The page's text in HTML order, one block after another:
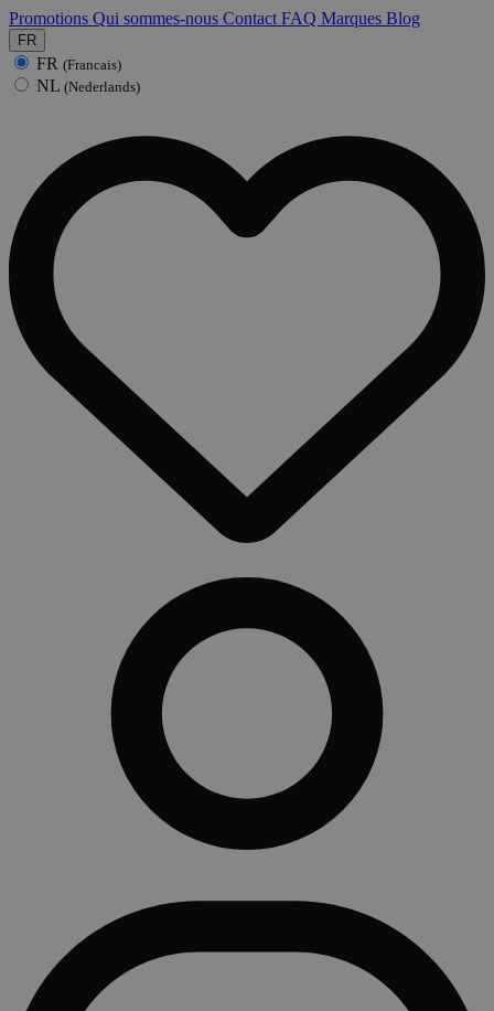
Promotions Qui sommes-nous Contact FAQ Marques Blog
FR
FR (Francais)
NL (Nederlands)